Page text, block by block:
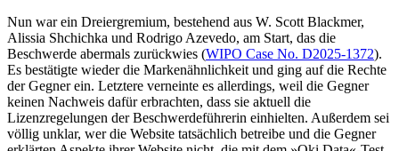
Nun war ein Dreiergremium, bestehend aus W. Scott Blackmer,
Alissia Shchichka und Rodrigo Azevedo, am Start, das die
Beschwerde abermals zurückwies (WIPO Case No. D2025-1372).
Es bestätigte wieder die Markenähnlichkeit und ging auf die Rechte
der Gegner ein. Letztere verneinte es allerdings, weil die Gegner
keinen Nachweis dafür erbrachten, dass sie aktuell die
Lizenzregelungen der Beschwerdeführerin einhielten. Außerdem sei
völlig unklar, wer die Website tatsächlich betreibe und die Gegner